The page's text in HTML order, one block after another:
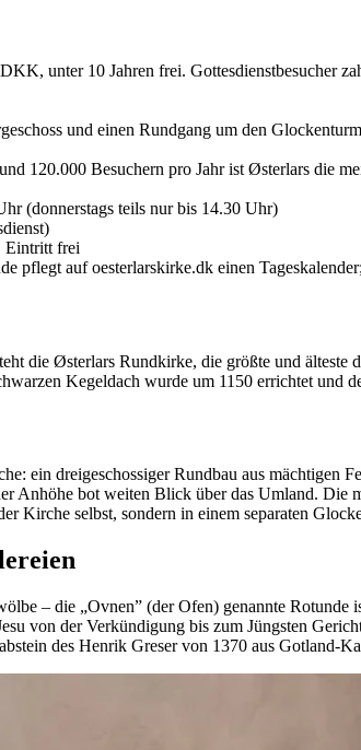
unter 10 Jahren frei. Gottesdienstbesucher
und einen Rundgang um den
120.000 Besuchern pro Jahr ist Østerlars die
(donnerstags teils nur bis 14.30 Uhr)
Eintritt frei
pflegt auf oesterlarskirke.dk einen
die Østerlars Rundkirke, die größte und älteste
Kegeldach wurde um 1150 errichtet und
ein dreigeschossiger Rundbau aus
Anhöhe bot weiten Blick über das Umland.
Kirche selbst, sondern in einem separaten
– die „Ovnen” (der Ofen) genannte
von der Verkündigung bis zum Jüngsten
des Henrik Greser von 1370 aus Gotland-